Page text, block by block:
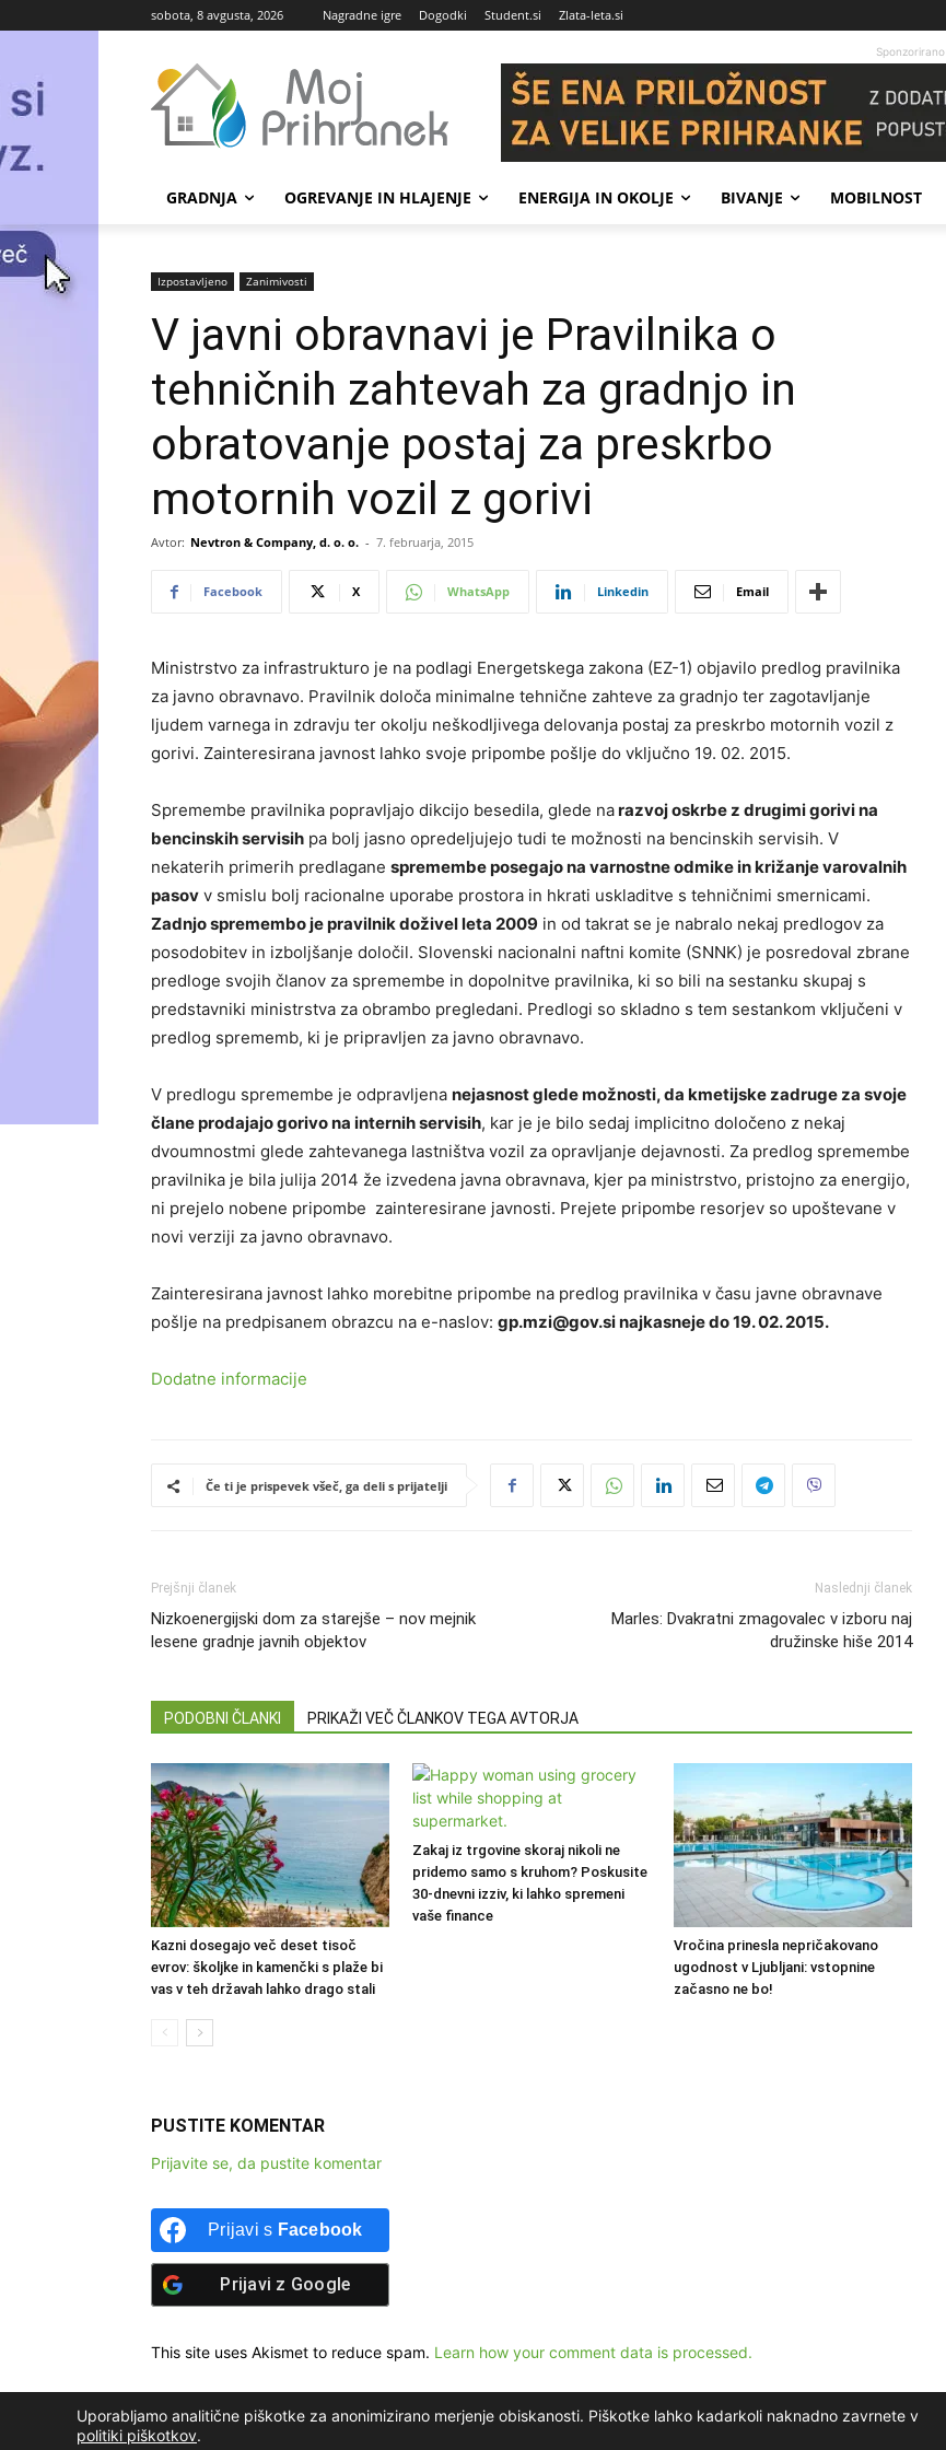
sobota, 8 avgusta, 2026 Nagradne igre Dogodki Student.si Zlata-leta.si
Sponzorirano
GRADNJA OGREVANJE IN HLAJENJE ENERGIJA IN OKOLJE BIVANJE MOBILNOST
Izpostavljeno Zanimivosti
V javni obravnavi je Pravilnika o
tehničnih zahtevah za gradnjo in
obratovanje postaj za preskrbo
motornih vozil z gorivi
Avtor: Nevtron & Company, d. o. o. - 7. februarja, 2015
Facebook X WhatsApp Linkedin Email
Ministrstvo za infrastrukturo je na podlagi Energetskega zakona (EZ-1) objavilo predlog pravilnika
za javno obravnavo. Pravilnik določa minimalne tehnične zahteve za gradnjo ter zagotavljanje
ljudem varnega in zdravju ter okolju neškodljivega delovanja postaj za preskrbo motornih vozil z
gorivi. Zainteresirana javnost lahko svoje pripombe pošlje do vključno 19. 02. 2015.
Spremembe pravilnika popravljajo dikcijo besedila, glede narazvoj oskrbe z drugimi gorivi na
bencinskih servisih pa bolj jasno opredeljujejo tudi te možnosti na bencinskih servisih. V
nekaterih primerih predlagane spremembe posegajo na varnostne odmike in križanje varovalnih
pasov v smislu bolj racionalne uporabe prostora in hkrati uskladitve s tehničnimi smernicami.
Zadnjo spremembo je pravilnik doživel leta 2009 in od takrat se je nabralo nekaj predlogov za
posodobitev in izboljšanje določil. Slovenski nacionalni naftni komite (SNNK) je posredoval zbrane
predloge svojih članov za spremembe in dopolnitve pravilnika, ki so bili na sestanku skupaj s
predstavniki ministrstva za obrambo pregledani. Predlogi so skladno s tem sestankom vključeni v
predlog sprememb, ki je pripravljen za javno obravnavo.
V predlogu spremembe je odpravljena nejasnost glede možnosti, da kmetijske zadruge za svoje
člane prodajajo gorivo na internih servisih, kar je je bilo sedaj implicitno določeno z nekaj
dvoumnostmi glede zahtevanega lastništva vozil za opravljanje dejavnosti. Za predlog spremembe
pravilnika je bila julija 2014 že izvedena javna obravnava, kjer pa ministrstvo, pristojno za energijo,
ni prejelo nobene pripombe zainteresirane javnosti. Prejete pripombe resorjev so upoštevane v
novi verziji za javno obravnavo.
Zainteresirana javnost lahko morebitne pripombe na predlog pravilnika v času javne obravnave
pošlje na predpisanem obrazcu na e-naslov: gp.mzi@gov.si najkasneje do 19. 02. 2015.
Dodatne informacije
Če ti je prispevek všeč, ga deli s prijatelji
Prejšnji članek
Nizkoenergijski dom za starejše – nov mejnik
lesene gradnje javnih objektov
Naslednji članek
Marles: Dvakratni zmagovalec v izboru naj
družinske hiše 2014
PODOBNI ČLANKI PRIKAŽI VEČ ČLANKOV TEGA AVTORJA
Kazni dosegajo več deset tisoč
evrov: školjke in kamenčki s plaže bi
vas v teh državah lahko drago stali
Zakaj iz trgovine skoraj nikoli ne
pridemo samo s kruhom? Poskusite
30-dnevni izziv, ki lahko spremeni
vaše finance
Vročina prinesla nepričakovano
ugodnost v Ljubljani: vstopnine
začasno ne bo!
PUSTITE KOMENTAR
Prijavite se, da pustite komentar
Prijavi s Facebook
Prijavi z Google
This site uses Akismet to reduce spam. Learn how your comment data is processed.
Uporabljamo analitične piškotke za anonimizirano merjenje obiskanosti. Piškotke lahko kadarkoli naknadno zavrnete v
politiki piškotkov.